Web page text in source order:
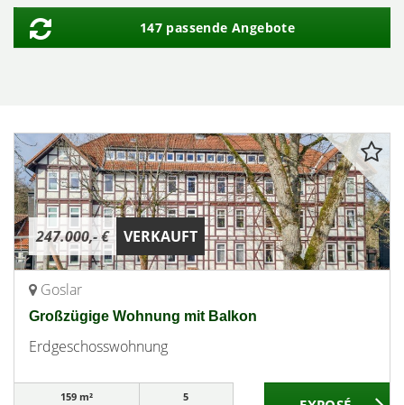
147 passende Angebote
247.000,- € VERKAUFT
Goslar
Großzügige Wohnung mit Balkon
Erdgeschosswohnung
159 m²
5